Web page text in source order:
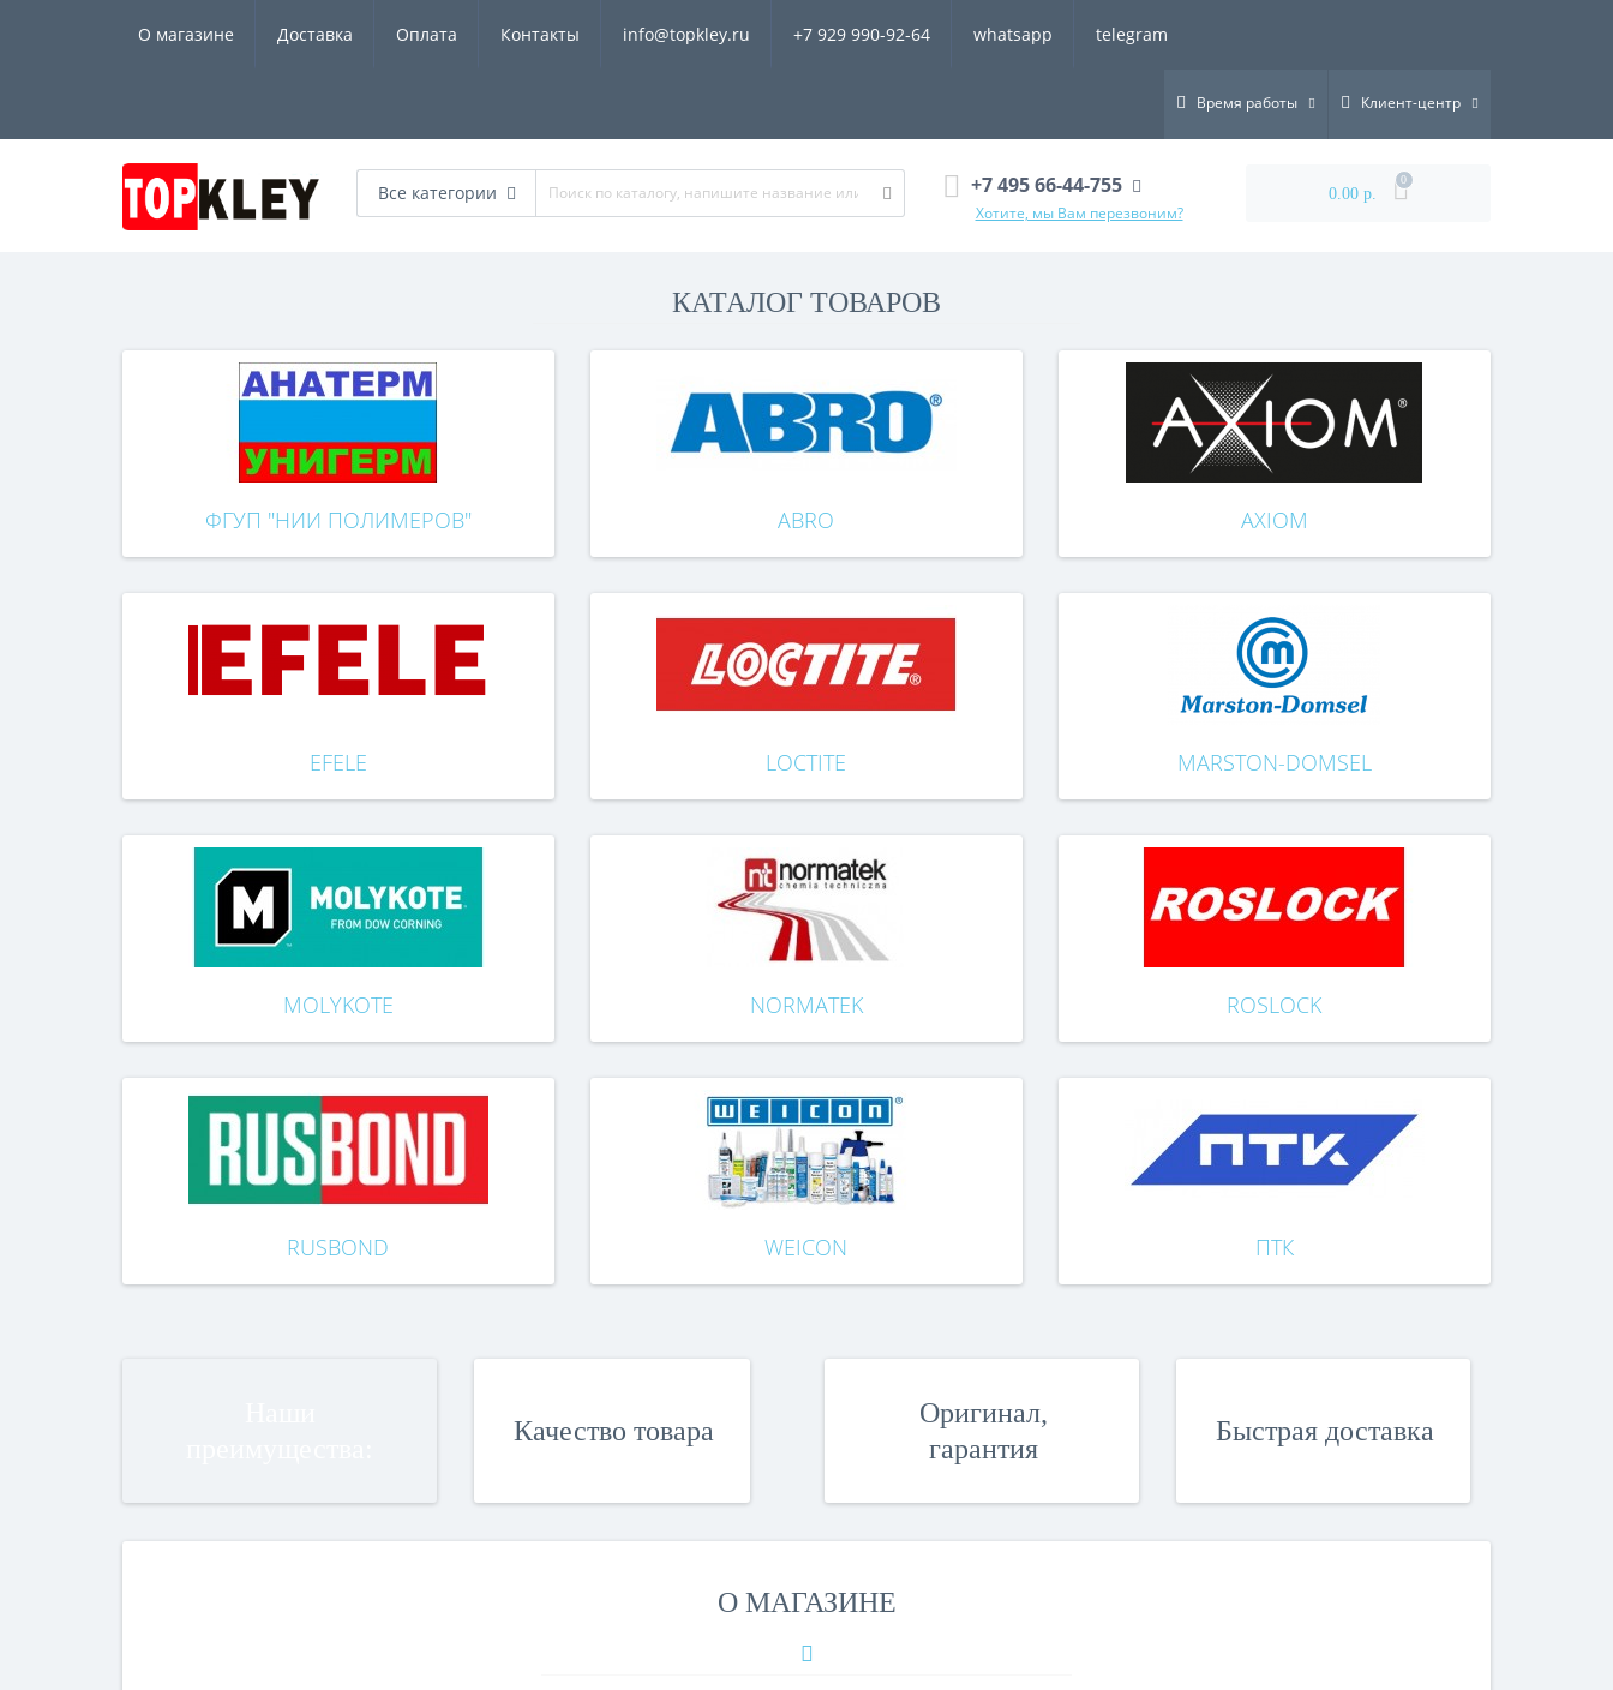
О магазине Доставка Оплата Контакты info@topkley.ru +7 929 990-92-64 whatsapp telegram
Время работы Клиент-центр
Все категории +7 495 66-44-755
Хотите, мы Вам перезвоним?
0.00 р.
0
КАТАЛОГ ТОВАРОВ
ФГУП "НИИ ПОЛИМЕРОВ" ABRO AXIOM
EFELE LOCTITE MARSTON-DOMSEL
MOLYKOTE NORMATEK ROSLOCK
RUSBOND WEICON ПТК
Качество товара
Оригинал,
гарантия
Быстрая доставка
О МАГАЗИНЕ